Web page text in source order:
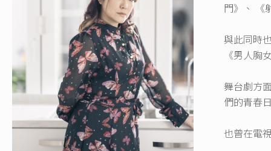
門》、 《
與此同時
《男人胸
舞台劇方
們的青春
也曾在電